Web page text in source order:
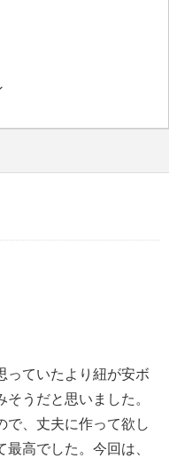
マチ１３ｃｍ
〜９０ｃｍ
ていたより紐が安ボ
うだと思いました。
で、丈夫に作って欲し
高でした。今回は、